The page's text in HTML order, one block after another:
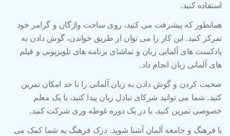
استفاده کنید.
همانطور که پیشرفت می کنید، روی ساخت واژگان و گرامر خود
تمرکز کنید. این کار را می توان از طریق خواندن، گوش دادن به
پادکست های آلمانی زبان و تماشای برنامه های تلویزیونی و فیلم
های آلمانی زبان انجام داد.
صحبت کردن و گوش دادن به زبان آلمانی را تا حد امکان تمرین
کنید. شما می توانید شرکای تبادل زبان پیدا کنید، با یک معلم
خصوصی تمرین کنید، یا در یک دوره غوطه وری شرکت کنید.
با فرهنگ و جامعه آلمان آشنا شوید. درک فرهنگ به شما کمک می